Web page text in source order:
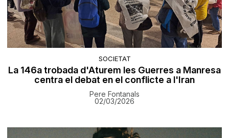
SOCIETAT
La 146a trobada d'Aturem les Guerres a Manresa
centra el debat en el conflicte a l'Iran
Pere Fontanals
02/03/2026